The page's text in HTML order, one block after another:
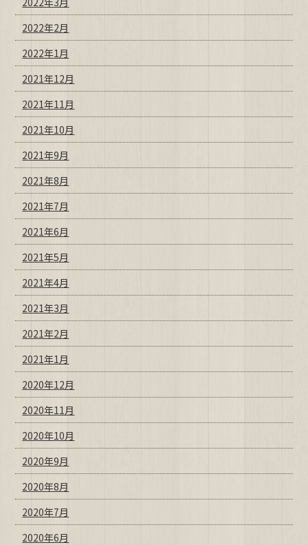
2022年2月
2022年1月
2021年12月
2021年11月
2021年10月
2021年9月
2021年8月
2021年7月
2021年6月
2021年5月
2021年4月
2021年3月
2021年2月
2021年1月
2020年12月
2020年11月
2020年10月
2020年9月
2020年8月
2020年7月
2020年6月